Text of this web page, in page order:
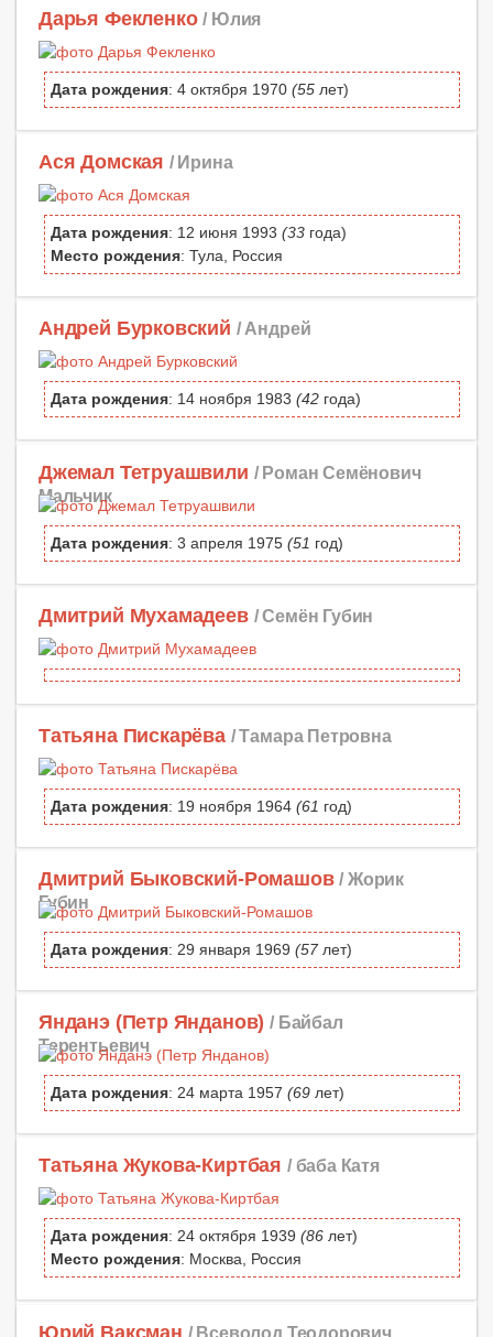
Дарья Фекленко / Юлия
Дата рождения: 4 октября 1970 (55 лет)
Ася Домская / Ирина
Дата рождения: 12 июня 1993 (33 года)
Место рождения: Тула, Россия
Андрей Бурковский / Андрей
Дата рождения: 14 ноября 1983 (42 года)
Джемал Тетруашвили / Роман Семёнович
Мальчик
Дата рождения: 3 апреля 1975 (51 год)
Дмитрий Мухамадеев / Семён Губин
Татьяна Пискарёва / Тамара Петровна
Дата рождения: 19 ноября 1964 (61 год)
Дмитрий Быковский-Ромашов / Жорик
Губин
Дата рождения: 29 января 1969 (57лет)
Янданэ (Петр Янданов) / Байбал
Терентьевич
Дата рождения: 24 марта 1957 (69 лет)
Татьяна Жукова-Киртбая / баба Катя
Дата рождения: 24 октября 1939 (86 лет)
Место рождения: Москва, Россия
Юрий Ваксман / Всеволод Теодорович